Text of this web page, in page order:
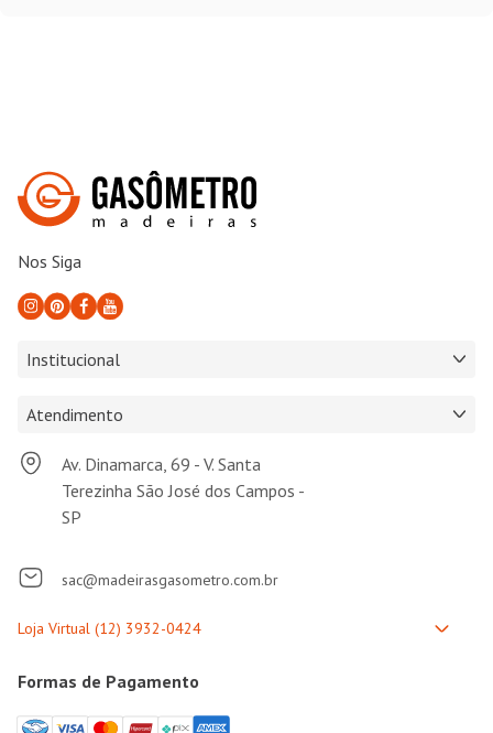
Nos Siga
Institucional
Atendimento
Av. Dinamarca, 69 - V. Santa
Terezinha São José dos Campos -
SP
sac@madeirasgasometro.com.br
Formas de Pagamento